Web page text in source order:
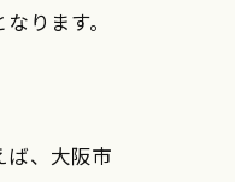
ります。
ば、大阪市